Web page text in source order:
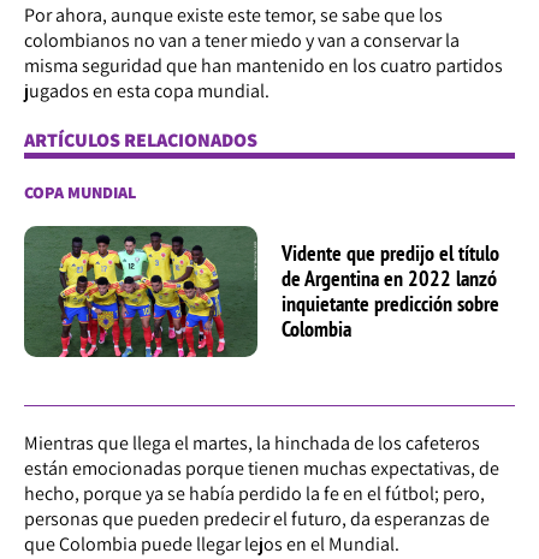
Por ahora, aunque existe este temor, se sabe que los
colombianos no van a tener miedo y van a conservar la
misma seguridad que han mantenido en los cuatro partidos
jugados en esta copa mundial.
ARTÍCULOS RELACIONADOS
COPA MUNDIAL
Vidente que predijo el título
de Argentina en 2022 lanzó
inquietante predicción sobre
Colombia
Mientras que llega el martes, la hinchada de los cafeteros
están emocionadas porque tienen muchas expectativas, de
hecho, porque ya se había perdido la fe en el fútbol; pero,
personas que pueden predecir el futuro, da esperanzas de
que Colombia puede llegar lejos en el Mundial.